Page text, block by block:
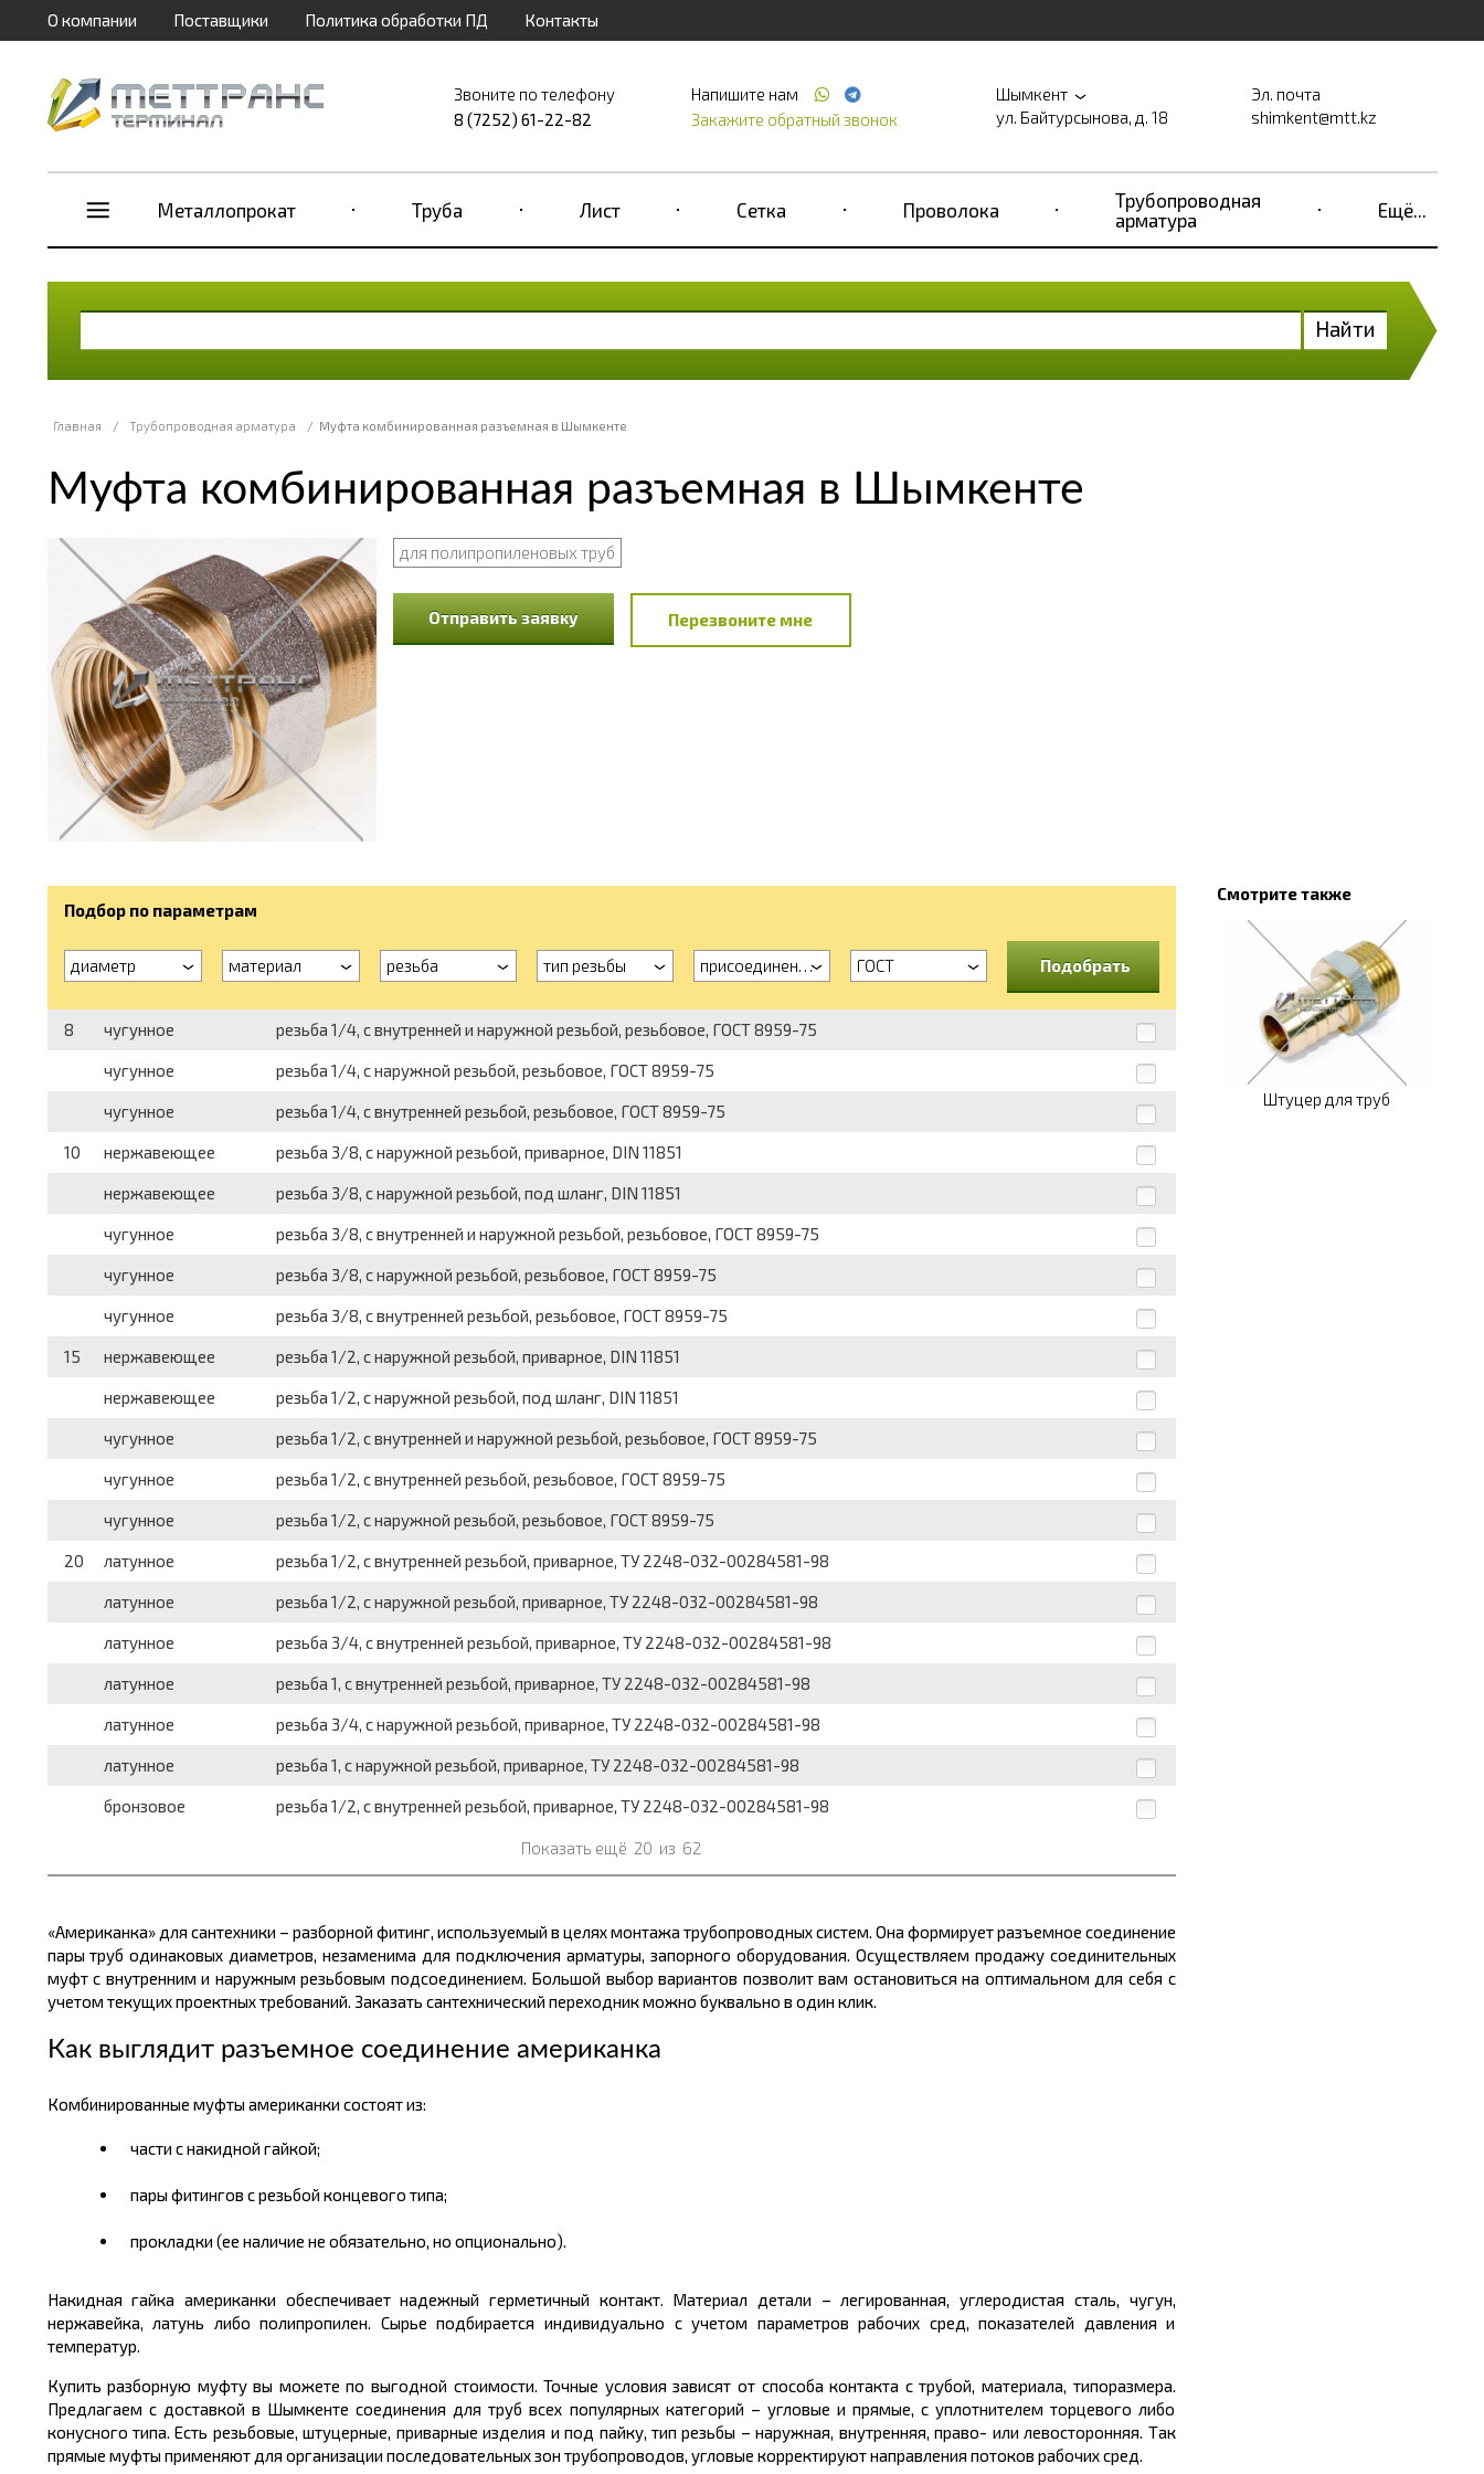
О компании Поставщики Политика обработки ПД Контакты
Звоните по телефону
8 (7252) 61-22-82
Напишите нам
Закажите обратный звонок
Шымкент
ул. Байтурсынова, д. 18
Эл. почта
shimkent@mtt.kz
Металлопрокат Труба Лист Сетка Проволока
Трубопроводная
арматура
Ещё...
Найти
Главная / Трубопроводная арматура / Муфта комбинированная разъемная в Шымкенте
Муфта комбинированная разъемная в Шымкенте
для полипропиленовых труб
Отправить заявку Перезвоните мне
Подбор по параметрам
диаметр материал резьба тип резьбы присоединение ГОСТ Подобрать
8 чугунное резьба 1/4, с внутренней и наружной резьбой, резьбовое, ГОСТ 8959-75
чугунное резьба 1/4, с наружной резьбой, резьбовое, ГОСТ 8959-75
чугунное резьба 1/4, с внутренней резьбой, резьбовое, ГОСТ 8959-75
10 нержавеющее резьба 3/8, с наружной резьбой, приварное, DIN 11851
нержавеющее резьба 3/8, с наружной резьбой, под шланг, DIN 11851
чугунное резьба 3/8, с внутренней и наружной резьбой, резьбовое, ГОСТ 8959-75
чугунное резьба 3/8, с наружной резьбой, резьбовое, ГОСТ 8959-75
чугунное резьба 3/8, с внутренней резьбой, резьбовое, ГОСТ 8959-75
15 нержавеющее резьба 1/2, с наружной резьбой, приварное, DIN 11851
нержавеющее резьба 1/2, с наружной резьбой, под шланг, DIN 11851
чугунное резьба 1/2, с внутренней и наружной резьбой, резьбовое, ГОСТ 8959-75
чугунное резьба 1/2, с внутренней резьбой, резьбовое, ГОСТ 8959-75
чугунное резьба 1/2, с наружной резьбой, резьбовое, ГОСТ 8959-75
20 латунное резьба 1/2, с внутренней резьбой, приварное, ТУ 2248-032-00284581-98
латунное резьба 1/2, с наружной резьбой, приварное, ТУ 2248-032-00284581-98
латунное резьба 3/4, с внутренней резьбой, приварное, ТУ 2248-032-00284581-98
латунное резьба 1, с внутренней резьбой, приварное, ТУ 2248-032-00284581-98
латунное резьба 3/4, с наружной резьбой, приварное, ТУ 2248-032-00284581-98
латунное резьба 1, с наружной резьбой, приварное, ТУ 2248-032-00284581-98
бронзовое резьба 1/2, с внутренней резьбой, приварное, ТУ 2248-032-00284581-98
Показать ещё 20 из 62
«Американка» для сантехники – разборной фитинг, используемый в целях монтажа трубопроводных систем. Она формирует разъемное соединение
пары труб одинаковых диаметров, незаменима для подключения арматуры, запорного оборудования. Осуществляем продажу соединительных
муфт с внутренним и наружным резьбовым подсоединением. Большой выбор вариантов позволит вам остановиться на оптимальном для себя с
учетом текущих проектных требований. Заказать сантехнический переходник можно буквально в один клик.
Как выглядит разъемное соединение американка
Комбинированные муфты американки состоят из:
части с накидной гайкой;
пары фитингов с резьбой концевого типа;
прокладки (ее наличие не обязательно, но опционально).
Накидная гайка американки обеспечивает надежный герметичный контакт. Материал детали – легированная, углеродистая сталь, чугун,
нержавейка, латунь либо полипропилен. Сырье подбирается индивидуально с учетом параметров рабочих сред, показателей давления и
температур.
Купить разборную муфту вы можете по выгодной стоимости. Точные условия зависят от способа контакта с трубой, материала, типоразмера.
Предлагаем с доставкой в Шымкенте соединения для труб всех популярных категорий – угловые и прямые, с уплотнителем торцевого либо
конусного типа. Есть резьбовые, штуцерные, приварные изделия и под пайку, тип резьбы – наружная, внутренняя, право- или левосторонняя. Так
прямые муфты применяют для организации последовательных зон трубопроводов, угловые корректируют направления потоков рабочих сред.
Смотрите также
Штуцер для труб